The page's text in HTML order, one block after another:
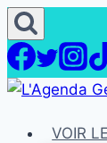
Aller
au
contenu
VOIR